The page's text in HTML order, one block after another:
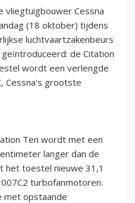
vliegtuigbouwer Cessna
(18 oktober) tijdens
luchtvaartzakenbeurs
de Citation
wordt een verlengde
Cessna's grootste
Ten wordt met een
langer dan de
het toestel nieuwe 31,1
turbofanmotoren.
met opstaande